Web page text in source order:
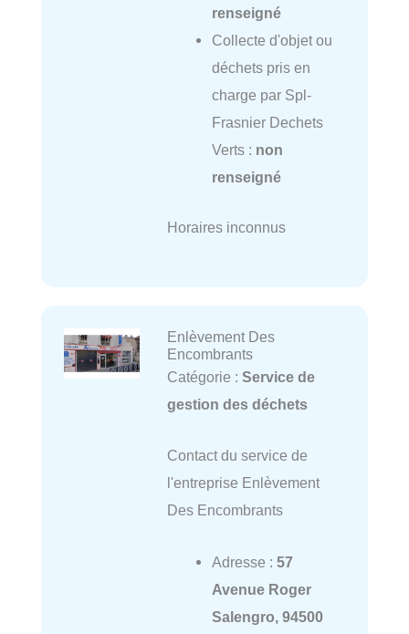
renseigné
Collecte d'objet ou
déchets pris en
charge par Spl-
Frasnier Dechets
Verts : non
renseigné
Horaires inconnus
Enlèvement Des
Encombrants
Catégorie : Service de
gestion des déchets
Contact du service de
l'entreprise Enlèvement
Des Encombrants
Adresse : 57
Avenue Roger
Salengro, 94500